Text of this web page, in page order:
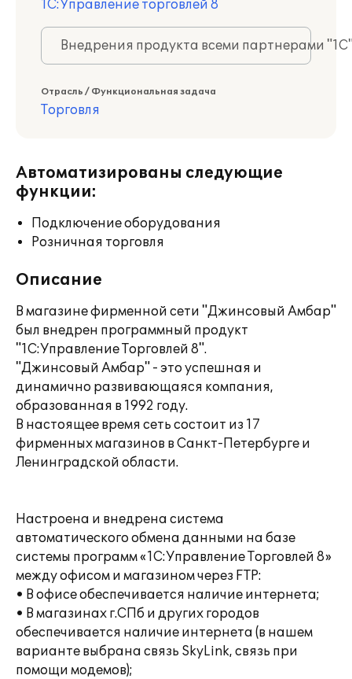
1С:Управление торговлей 8
Внедрения продукта всеми партнерами
Отрасль / Функциональная задача
Торговля
Автоматизированы следующие
функции:
Подключение оборудования
Розничная торговля
Описание
В магазине фирменной сети "Джинсовый Амбар"
был внедрен программный продукт
"1С:Управление Торговлей 8".
"Джинсовый Амбар" - это успешная и
динамично развивающаяся компания,
образованная в 1992 году.
В настоящее время сеть состоит из 17
фирменных магазинов в Санкт-Петербурге и
Ленинградской области.
Настроена и внедрена система
автоматического обмена данными на базе
системы программ «1С:Управление Торговлей 8»
между офисом и магазином через FTP:
• В офисе обеспечивается наличие интернета;
• В магазинах г.СПб и других городов
обеспечивается наличие интернета (в нашем
варианте выбрана связь SkyLink, связь при
помощи модемов);